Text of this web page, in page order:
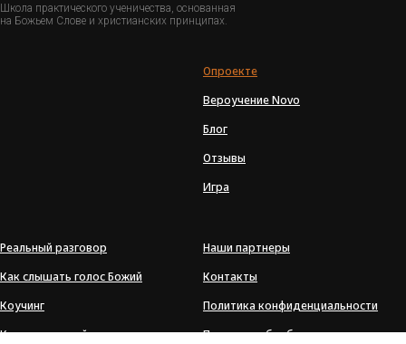
Школа практического ученичества, основанная
на Божьем Слове и христианских принципах.
Опроекте
Вероучение Novo
Блог
Отзывы
Игра
Реальный разговор
Как слышать голос Божий
Коучинг
Курс для мужей
Наши партнеры
Контакты
Политика конфиденциальности
Политика обработки персональных